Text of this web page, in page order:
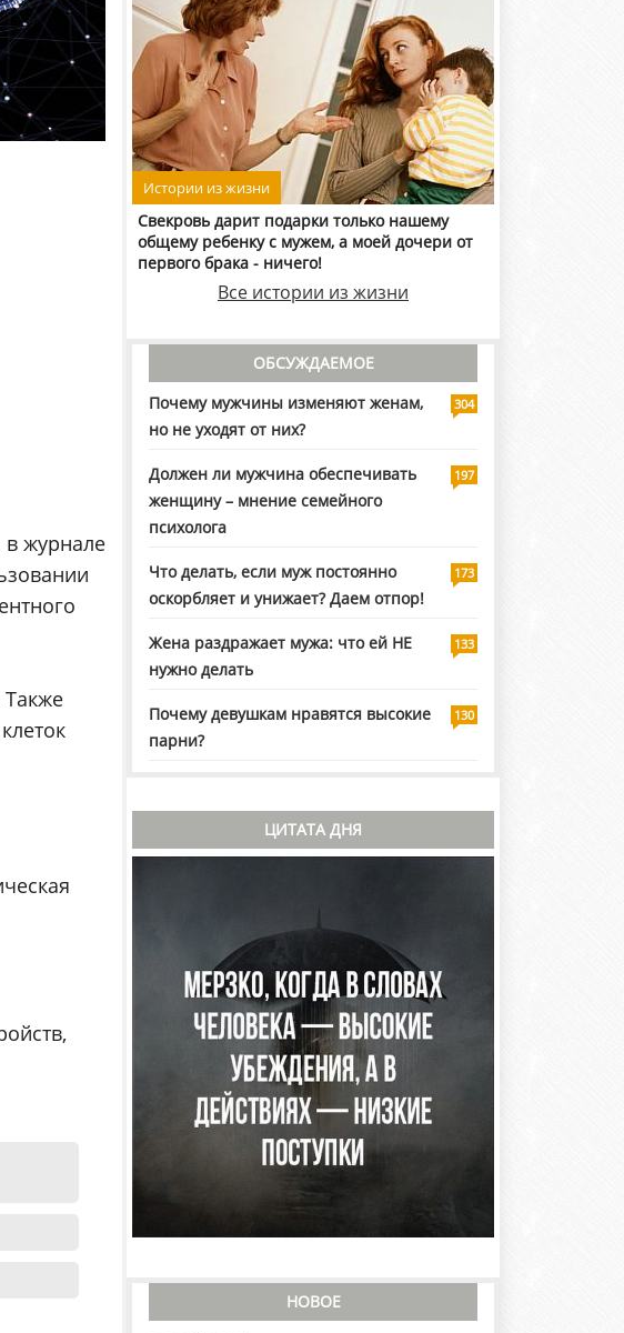
в журнале
Также
Истории из жизни
Свекровь дарит подарки только нашему
общему ребенку с мужем, а моей дочери от
первого брака - ничего!
Все истории из жизни
ОБСУЖДАЕМОЕ
Почему мужчины изменяют женам,
но не уходят от них?
304
Должен ли мужчина обеспечивать
женщину – мнение семейного
психолога
197
Что делать, если муж постоянно
оскорбляет и унижает? Даем отпор!
173
Жена раздражает мужа: что ей НЕ
нужно делать
133
Почему девушкам нравятся высокие
парни?
130
ЦИТАТА ДНЯ
НОВОЕ